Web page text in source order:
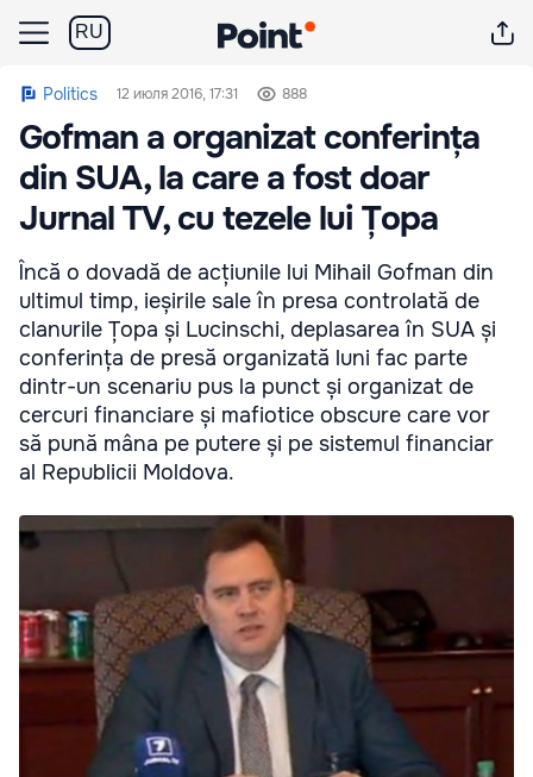
RU
Politics 12 июля 2016, 17:31 888
Gofman a organizat conferința
din SUA, la care a fost doar
Jurnal TV, cu tezele lui Țopa
Încă o dovadă de acțiunile lui Mihail Gofman din
ultimul timp, ieșirile sale în presa controlată de
clanurile Țopa și Lucinschi, deplasarea în SUA și
conferința de presă organizată luni fac parte
dintr-un scenariu pus la punct și organizat de
cercuri financiare și mafiotice obscure care vor
să pună mâna pe putere și pe sistemul financiar
al Republicii Moldova.